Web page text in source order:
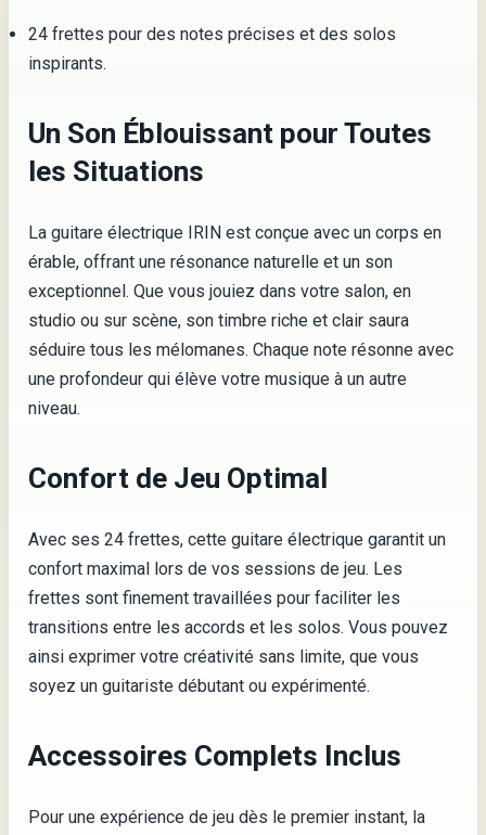
24 frettes pour des notes précises et des solos
inspirants.
Un Son Éblouissant pour Toutes
les Situations
La guitare électrique IRIN est conçue avec un corps en
érable, offrant une résonance naturelle et un son
exceptionnel. Que vous jouiez dans votre salon, en
studio ou sur scène, son timbre riche et clair saura
séduire tous les mélomanes. Chaque note résonne avec
une profondeur qui élève votre musique à un autre
niveau.
Confort de Jeu Optimal
Avec ses 24 frettes, cette guitare électrique garantit un
confort maximal lors de vos sessions de jeu. Les
frettes sont finement travaillées pour faciliter les
transitions entre les accords et les solos. Vous pouvez
ainsi exprimer votre créativité sans limite, que vous
soyez un guitariste débutant ou expérimenté.
Accessoires Complets Inclus
Pour une expérience de jeu dès le premier instant, la